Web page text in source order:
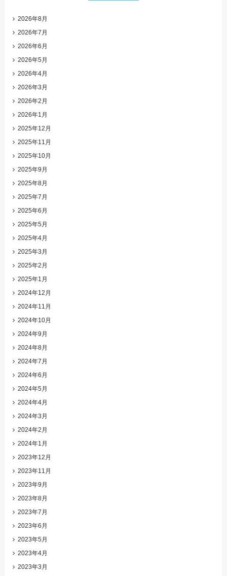
2026年8月
2026年7月
2026年6月
2026年5月
2026年4月
2026年3月
2026年2月
2026年1月
2025年12月
2025年11月
2025年10月
2025年9月
2025年8月
2025年7月
2025年6月
2025年5月
2025年4月
2025年3月
2025年2月
2025年1月
2024年12月
2024年11月
2024年10月
2024年9月
2024年8月
2024年7月
2024年6月
2024年5月
2024年4月
2024年3月
2024年2月
2024年1月
2023年12月
2023年11月
2023年9月
2023年8月
2023年7月
2023年6月
2023年5月
2023年4月
2023年3月